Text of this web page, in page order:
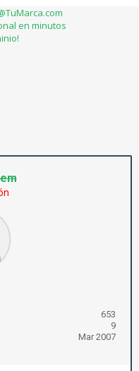
en minutos
653
9
Mar 2007